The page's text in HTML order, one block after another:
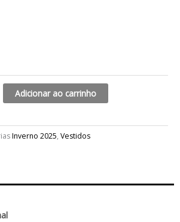
Adicionar ao carrinho
Inverno 2025, Vestidos